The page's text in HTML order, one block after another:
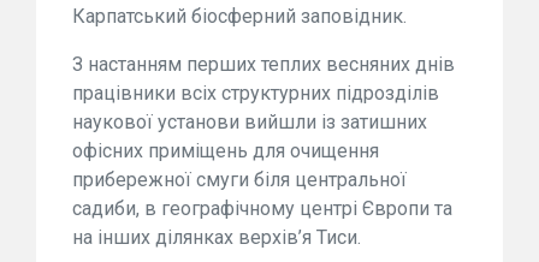
Карпатський біосферний заповідник.
З настанням перших теплих весняних днів
працівники всіх структурних підрозділів
наукової установи вийшли із затишних
офісних приміщень для очищення
прибережної смуги біля центральної
садиби, в географічному центрі Європи та
на інших ділянках верхів’я Тиси.